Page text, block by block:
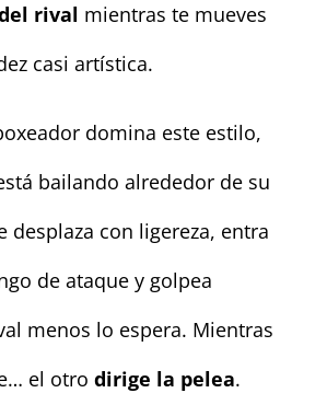
rival mientras te mueves
casi artística.
domina este estilo,
bailando alrededor de su
desplaza con ligereza, entra
de ataque y golpea
menos lo espera. Mientras
el otro dirige la pelea.